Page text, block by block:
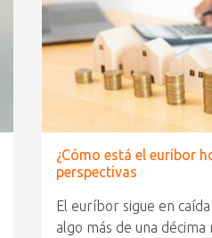
¿Cómo está el euríbor
perspectivas
El euríbor sigue en
algo más de una